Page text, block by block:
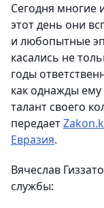
Сегодня многие
этот день они
и любопытные
касались не
годы
как однажды
талант своего
передает
Евразия.
Вячеслав
службы: